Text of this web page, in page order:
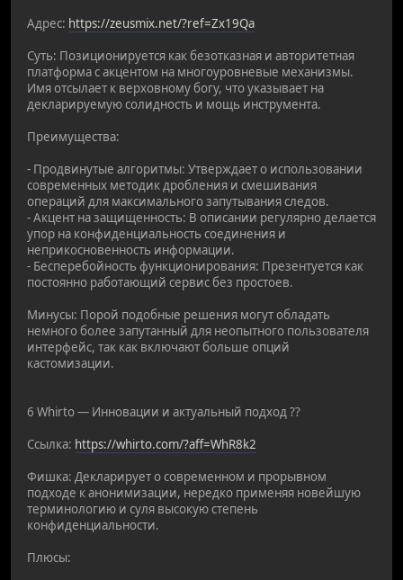
Адрес: https://zeusmix.net/?ref=Zx19Qa
Суть: Позиционируется как безотказная и авторитетная
платформа с акцентом на многоуровневые механизмы.
Имя отсылает к верховному богу, что указывает на
декларируемую солидность и мощь инструмента.
Преимущества:
- Продвинутые алгоритмы: Утверждает о использовании
современных методик дробления и смешивания
операций для максимального запутывания следов.
- Акцент на защищенность: В описании регулярно делается
упор на конфиденциальность соединения и
неприкосновенность информации.
- Бесперебойность функционирования: Презентуется как
постоянно работающий сервис без простоев.
Минусы: Порой подобные решения могут обладать
немного более запутанный для неопытного пользователя
интерфейс, так как включают больше опций
кастомизации.
6 Whirto — Инновации и актуальный подход ??
Ссылка: https://whirto.com/?aff=WhR8k2
Фишка: Декларирует о современном и прорывном
подходе к анонимизации, нередко применяя новейшую
терминологию и суля высокую степень
конфиденциальности.
Плюсы: